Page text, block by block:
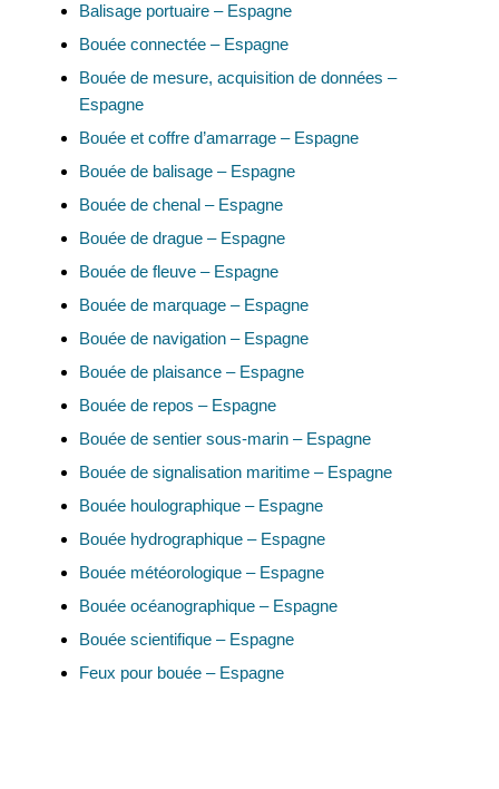
Balisage portuaire – Espagne
Bouée connectée – Espagne
Bouée de mesure, acquisition de données –
Espagne
Bouée et coffre d’amarrage – Espagne
Bouée de balisage – Espagne
Bouée de chenal – Espagne
Bouée de drague – Espagne
Bouée de fleuve – Espagne
Bouée de marquage – Espagne
Bouée de navigation – Espagne
Bouée de plaisance – Espagne
Bouée de repos – Espagne
Bouée de sentier sous-marin – Espagne
Bouée de signalisation maritime – Espagne
Bouée houlographique – Espagne
Bouée hydrographique – Espagne
Bouée météorologique – Espagne
Bouée océanographique – Espagne
Bouée scientifique – Espagne
Feux pour bouée – Espagne